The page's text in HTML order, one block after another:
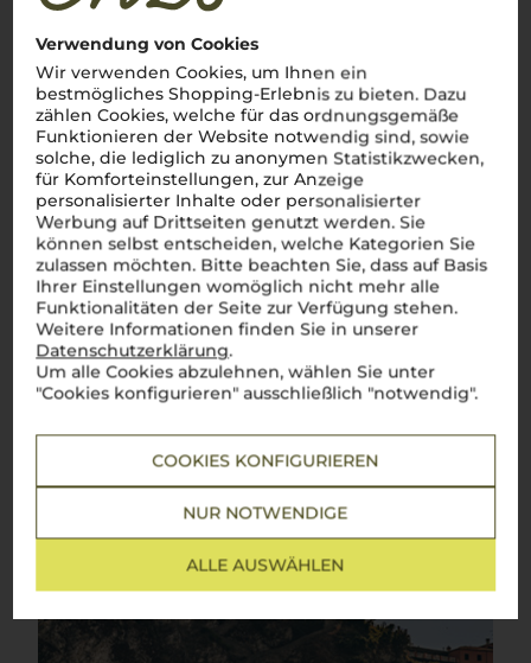
Verwendung von Cookies
Wir verwenden Cookies, um Ihnen ein
bestmögliches Shopping-Erlebnis zu bieten. Dazu
zählen Cookies, welche für das ordnungsgemäße
Funktionieren der Website notwendig sind, sowie
solche, die lediglich zu anonymen Statistikzwecken,
für Komforteinstellungen, zur Anzeige
personalisierter Inhalte oder personalisierter
Werbung auf Drittseiten genutzt werden. Sie
können selbst entscheiden, welche Kategorien Sie
zulassen möchten. Bitte beachten Sie, dass auf Basis
Ihrer Einstellungen womöglich nicht mehr alle
Funktionalitäten der Seite zur Verfügung stehen.
Weitere Informationen finden Sie in unserer
Datenschutzerklärung.
Um alle Cookies abzulehnen, wählen Sie unter
"Cookies konfigurieren" ausschließlich "notwendig".
COOKIES KONFIGURIEREN
NUR NOTWENDIGE
ALLE AUSWÄHLEN
Das Zentrum italienischen Genusses
Emilia-Romagna, eine der spannendsten Weinregionen
Italiens, bietet eine beeindruckende Vielfalt anvini , die das
Herz jedes Weinliebhabers höher schlagen lassen. Der
fruchtige Lambrusco , bekannt für seinenfrizzante
Charakter,
passt perfekt zu den leichten Momenten des Alltags oder
einem gemütlichenpranzo . Aus derRomagnastammt der
Sangiovese, der mit Aromen von Kirsche und Gewürzen den
Gaumen verwöhnt. Ein weiteres Juwel der Region ist der
Albana, einvino biancomit frischer Säure und einem Hauch
von Mandel, der für besondere Genussmomente sorgt. Nicht
zu vergessen der Pignoletto, ein feinerspumante , der mit
seiner Leichtigkeit und floralen Noten begeistert.
Mehr Weine aus Emilia Romagna